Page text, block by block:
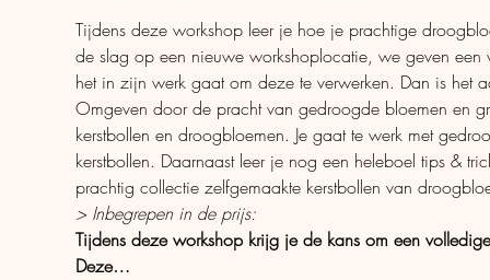
Tijdens deze workshop leer je hoe je prachtige
de slag op een nieuwe workshoplocatie, we geven
het in zijn werk gaat om deze te verwerken. Dan is het
Omgeven door de pracht van gedroogde bloemen en
kerstbollen en droogbloemen. Je gaat te werk met
kerstbollen. Daarnaast leer je nog een heleboel tips &
prachtig collectie zelfgemaakte kerstbollen van
> Inbegrepen in de prijs:
Tijdens deze workshop krijg je de kans om een
Deze…